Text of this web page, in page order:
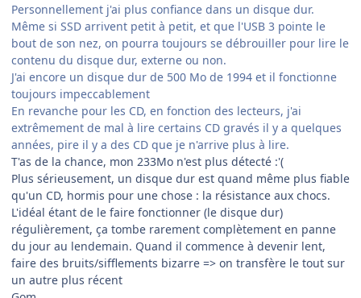
Personnellement j'ai plus confiance dans un disque dur.
Même si SSD arrivent petit à petit, et que l'USB 3 pointe le
bout de son nez, on pourra toujours se débrouiller pour lire le
contenu du disque dur, externe ou non.
J'ai encore un disque dur de 500 Mo de 1994 et il fonctionne
toujours impeccablement
En revanche pour les CD, en fonction des lecteurs, j'ai
extrêmement de mal à lire certains CD gravés il y a quelques
années, pire il y a des CD que je n'arrive plus à lire.
T'as de la chance, mon 233Mo n'est plus détecté :'(
Plus sérieusement, un disque dur est quand même plus fiable
qu'un CD, hormis pour une chose : la résistance aux chocs.
L'idéal étant de le faire fonctionner (le disque dur)
régulièrement, ça tombe rarement complètement en panne
du jour au lendemain. Quand il commence à devenir lent,
faire des bruits/sifflements bizarre => on transfère le tout sur
un autre plus récent